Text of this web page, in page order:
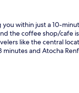
within just a 10-
the coffee shop/cafe
like the central
and Atocha